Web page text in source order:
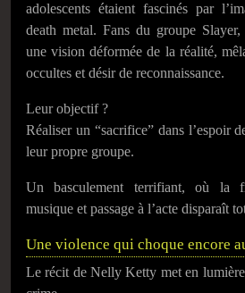
adolescents étaient fascinés par
death metal. Fans du groupe Slayer,
une vision déformée de la réalité,
occultes et désir de reconnaissance.
Leur objectif ?
Réaliser un “sacrifice” dans l’espoir
leur propre groupe.
Un basculement terrifiant, où la
musique et passage à l’acte disparaît
Une violence qui choque encore
Le récit de Nelly Ketty met en